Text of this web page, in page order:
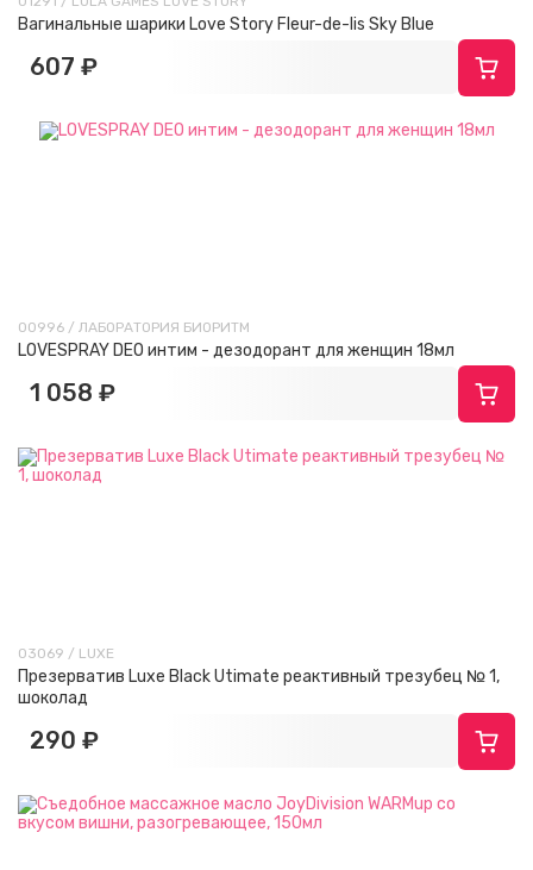
Вагинальные шарики Love Story Fleur-de-lis Sky Blue
607 ₽
00996 / ЛАБОРАТОРИЯ БИОРИТМ
LOVESPRAY DEO интим - дезодорант для женщин 18мл
1 058 ₽
03069 / LUXE
Презерватив Luxe Black Utimate реактивный трезубец № 1,
шоколад
290 ₽